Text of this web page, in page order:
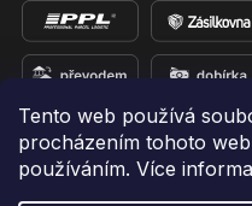
Tento web používá
procházením tohoto
používáním. Více
Přidejte